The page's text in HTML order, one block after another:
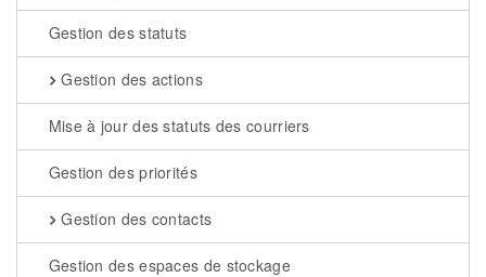
Gestion des statuts
Gestion des actions
Mise à jour des statuts des courriers
Gestion des priorités
Gestion des contacts
Gestion des espaces de stockage